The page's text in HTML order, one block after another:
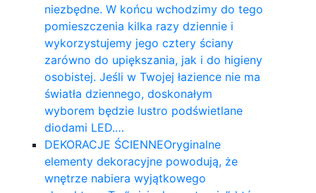
niezbędne. W końcu wchodzimy do tego
pomieszczenia kilka razy dziennie i
wykorzystujemy jego cztery ściany
zarówno do upiększania, jak i do higieny
osobistej. Jeśli w Twojej łazience nie ma
światła dziennego, doskonałym
wyborem będzie lustro podświetlane
diodami LED.…
DEKORACJE ŚCIENNEOryginalne
elementy dekoracyjne powodują, że
wnętrze nabiera wyjątkowego